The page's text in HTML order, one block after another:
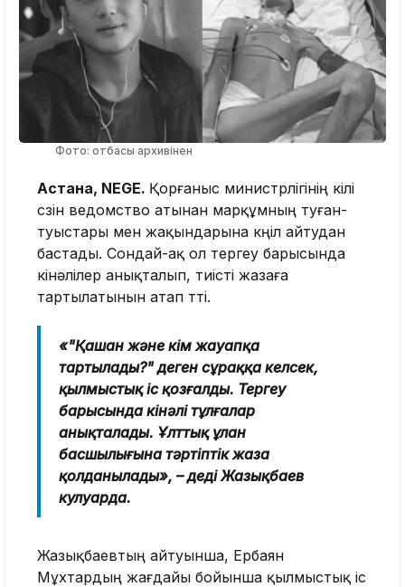
Фото: отбасы архивінен
Астана, NEGE. Қорғаныс министрлігінің өкілі
сөзін ведомство атынан марқұмның туған-
туыстары мен жақындарына көңіл айтудан
бастады. Сондай-ақ ол тергеу барысында
кінәлілер анықталып, тиісті жазаға
тартылатынын атап өтті.
«"Қашан және кім жауапқа
тартылады?" деген сұраққа келсек,
қылмыстық іс қозғалды. Тергеу
барысында кінәлі тұлғалар
анықталады. Ұлттық ұлан
басшылығына тәртіптік жаза
қолданылады», – деді Жазықбаев
кулуарда.
Жазықбаевтың айтуынша, Ербаян
Мұхтардың жағдайы бойынша қылмыстық іс